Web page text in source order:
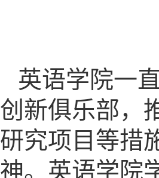
英语学院一
创新俱乐部，
研究项目等措
神。英语学院